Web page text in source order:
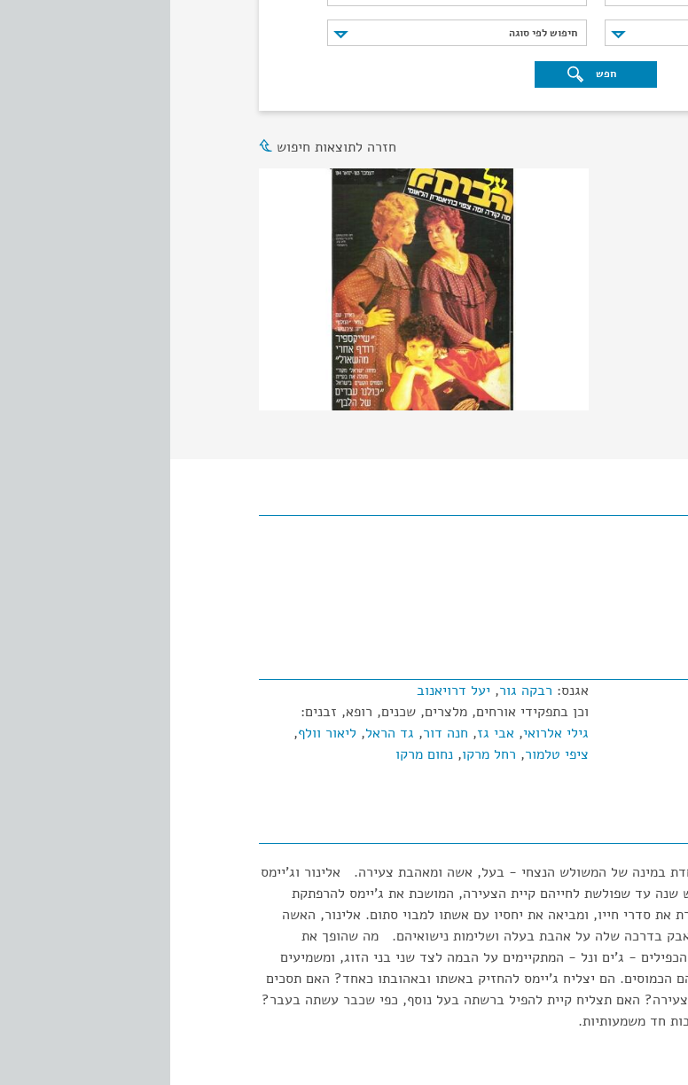
חיפוש לפי סוגה
חיפוש לפי סוגה
חפש
חזרה לתוצאות חיפוש
אגנס: רבקה גור, יעל דרויאנוב
וכן בתפקידי אורחים, מלצרים, שכנים, רופא, זבנים:
גילי אלרואי, אבי גז, חנה דור, גד הראל, ליאור וולף,
ציפי טלמור, רחל מרקו, נחום מרקו
במינה של המשולש הנצחי - בעל, אשה ומאהבת צעירה. אלינור וג'יימס
שנה עד שפולשת לחייהם קיית הצעירה, המושכת את ג'יימס להרפתקת
את סדרי חייו, ומביאה את יחסיו עם אשתו למבוי סתום. אלינור, האשה
בדרכה שלה על אהבת בעלה ושלימות נישואיהם. מה שהופך את
- ג'ים ונל - המתקיימים על הבמה לצד שני בני הזוג, ומשמיעים
הכמוסים. הם יצליח ג'יימס להחזיק באשתו ובאהובתו כאחד? האם תסכים
האם תצליח קיית להפיל ברשתה בעל נוסף, כפי שכבר עשתה בעבר?
חד משמעותיות.